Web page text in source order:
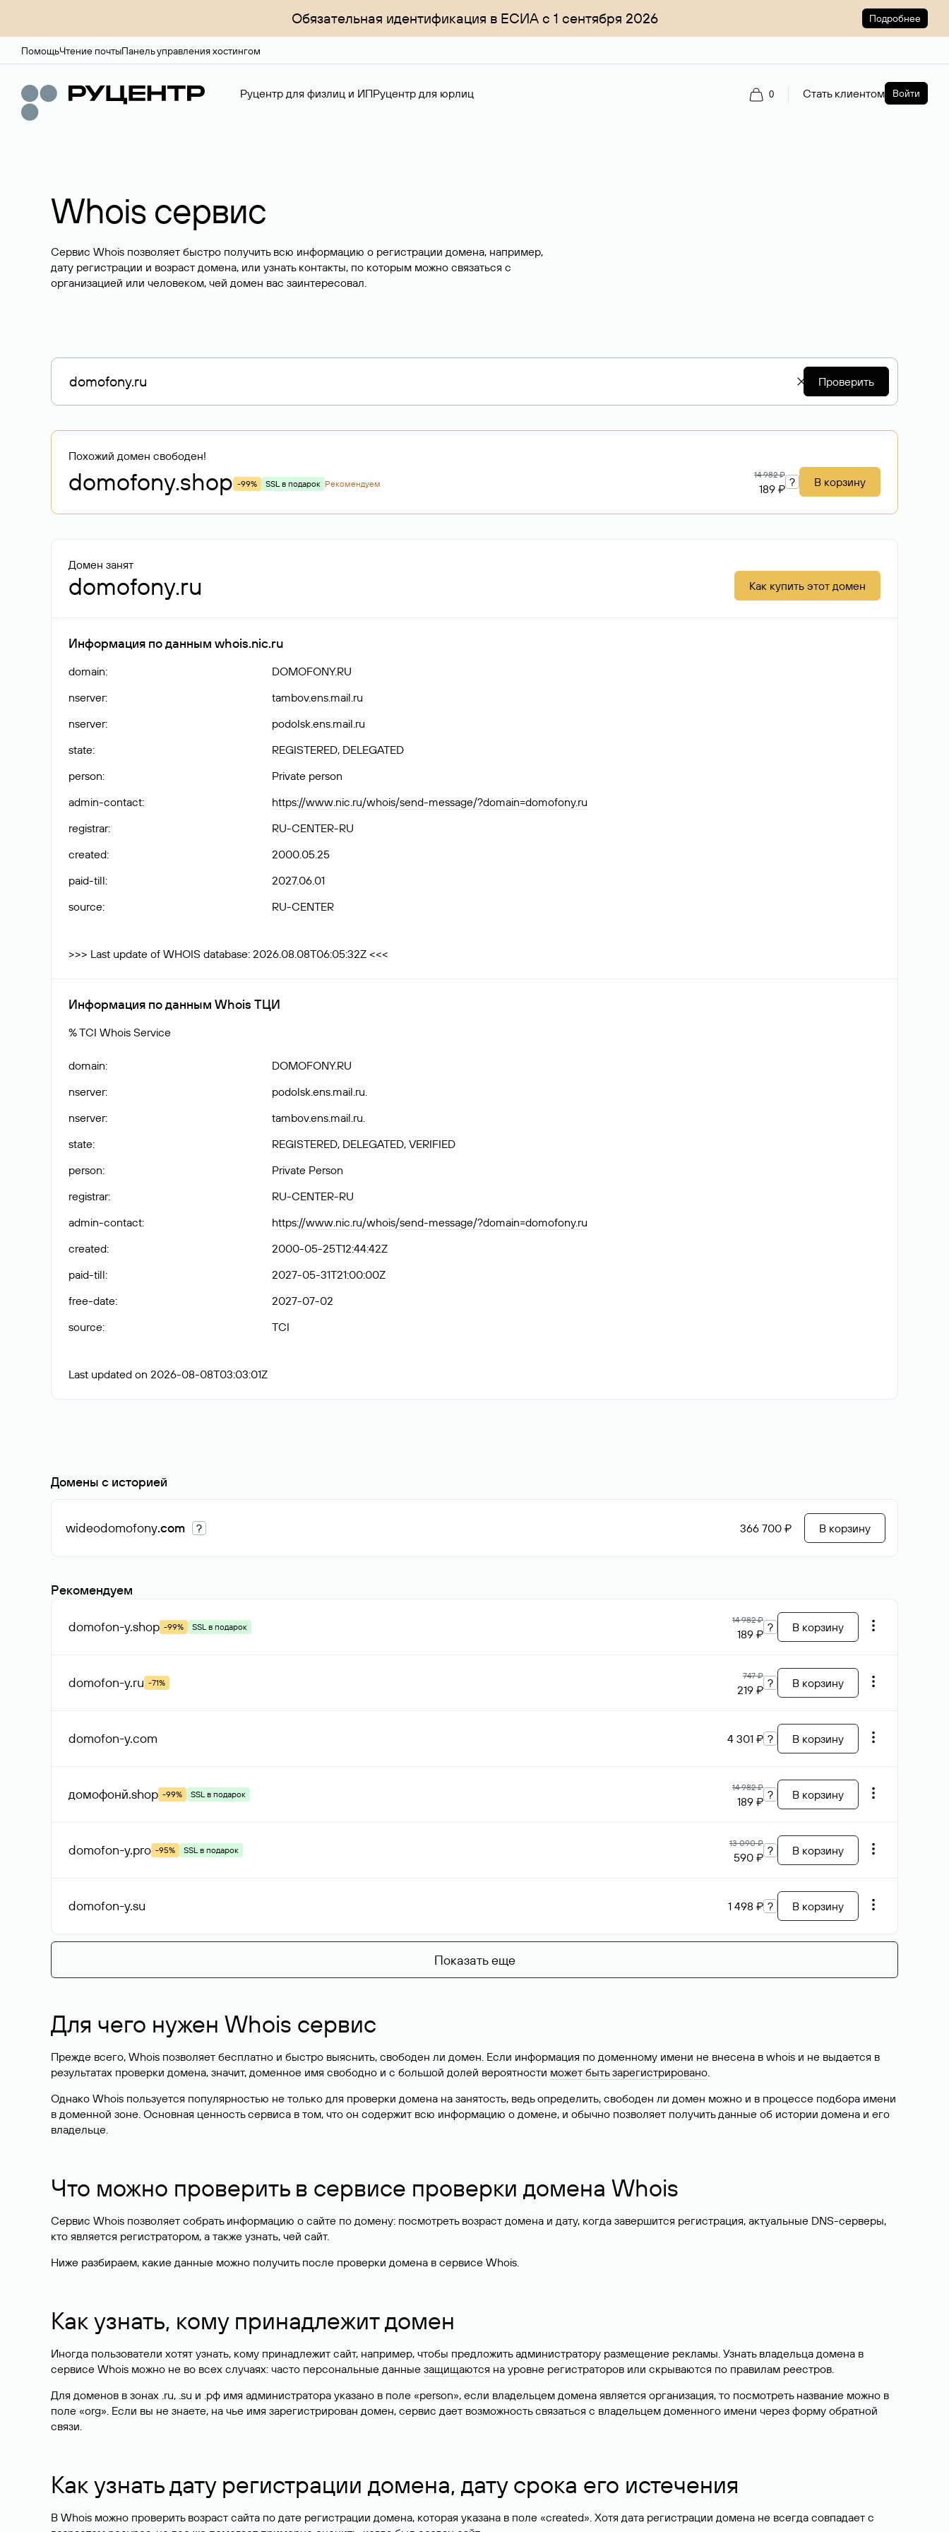
Обязательная идентификация в ЕСИА с 1 сентября 2026 Подробнее
ПомощьЧтение почтыПанель управления хостингом
Руцентр для физлиц и ИПРуцентр для юрлиц 0 Стать клиентом Войти
Whois сервис
Сервис Whois позволяет быстро получить всю информацию о регистрации домена, например,
дату регистрации и возраст домена, или узнать контакты, по которым можно связаться с
организацией или человеком, чей домен вас заинтересовал.
Проверить
Похожий домен свободен!
domofony.shop -99% SSL в подарок Рекомендуем
14 982 ₽
189 ₽ ? В корзину
Домен занят
domofony.ru Как купить этот домен
Информация по данным whois.nic.ru
domain:
DOMOFONY.RU
nserver:
tambov.ens.mail.ru
nserver:
podolsk.ens.mail.ru
state:
REGISTERED, DELEGATED
person:
Private person
admin-contact:
https://www.nic.ru/whois/send-message/?domain=domofony.ru
registrar:
RU-CENTER-RU
created:
2000.05.25
paid-till:
2027.06.01
source: RU-CENTER
>>> Last update of WHOIS database: 2026.08.08T06:05:32Z <<<
Информация по данным Whois ТЦИ
% TCI Whois Service
domain:
DOMOFONY.RU
nserver:
podolsk.ens.mail.ru.
nserver:
tambov.ens.mail.ru.
state:
REGISTERED, DELEGATED, VERIFIED
person:
Private Person
registrar:
RU-CENTER-RU
admin-contact:
https://www.nic.ru/whois/send-message/?domain=domofony.ru
created:
2000-05-25T12:44:42Z
paid-till:
2027-05-31T21:00:00Z
free-date:
2027-07-02
source: TCI
Last updated on 2026-08-08T03:03:01Z
Домены с историей
wideodomofony.com ? 366 700 ₽ В корзину
Рекомендуем
domofon-y.shop -99% SSL в подарок
14 982 ₽
189 ₽ ? В корзину
domofon-y.ru -71%
747 ₽
219 ₽ ? В корзину
domofon-y.com 4 301 ₽ ? В корзину
домофонй.shop -99% SSL в подарок
14 982 ₽
189 ₽ ? В корзину
domofon-y.pro -95% SSL в подарок
13 090 ₽
590 ₽ ? В корзину
domofon-y.su 1 498 ₽ ? В корзину
Показать еще
Для чего нужен Whois сервис
Прежде всего, Whois позволяет бесплатно и быстро выяснить, свободен ли домен. Если информация по доменному имени не внесена в whois и не выдается в
результатах проверки домена, значит, доменное имя свободно и с большой долей вероятности может быть зарегистрировано.
Однако Whois пользуется популярностью не только для проверки домена на занятость, ведь определить, свободен ли домен можно и в процессе подбора имени
в доменной зоне. Основная ценность сервиса в том, что он содержит всю информацию о домене, и обычно позволяет получить данные об истории домена и его
владельце.
Что можно проверить в сервисе проверки домена Whois
Сервис Whois позволяет собрать информацию о сайте по домену: посмотреть возраст домена и дату, когда завершится регистрация, актуальные DNS-серверы,
кто является регистратором, а также узнать, чей сайт.
Ниже разбираем, какие данные можно получить после проверки домена в сервисе Whois.
Как узнать, кому принадлежит домен
Иногда пользователи хотят узнать, кому принадлежит сайт, например, чтобы предложить администратору размещение рекламы. Узнать владельца домена в
сервисе Whois можно не во всех случаях: часто персональные данные защищаются на уровне регистраторов или скрываются по правилам реестров.
Для доменов в зонах .ru, .su и .рф имя администратора указано в поле «person», если владельцем домена является организация, то посмотреть название можно в
поле «org». Если вы не знаете, на чье имя зарегистрирован домен, сервис дает возможность связаться с владельцем доменного имени через форму обратной
связи.
Как узнать дату регистрации домена, дату срока его истечения
В Whois можно проверить возраст сайта по дате регистрации домена, которая указана в поле «created». Хотя дата регистрации домена не всегда совпадает с